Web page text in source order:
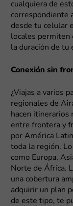
cualquiera de
correspondiente
desde tu celular
locales permiten
la duración de tu
Conexión sin
¿Viajas a varios
regionales de
hacen itinerarios
entre frontera y
por América
toda la región.
como Europa,
Norte de África.
una cobertura
adquirir un plan
de este tipo, te